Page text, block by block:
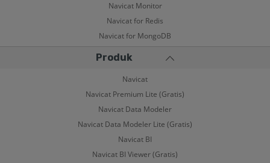
Navicat Monitor
Navicat for Redis
Navicat for MongoDB
Produk
Navicat
Navicat Premium Lite (Gratis)
Navicat Data Modeler
Navicat Data Modeler Lite (Gratis)
Navicat BI
Navicat BI Viewer (Gratis)